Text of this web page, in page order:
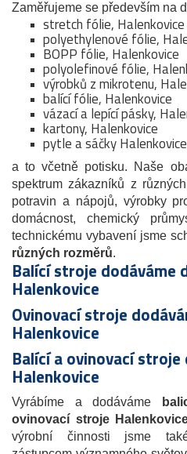
Zaměřujeme se především na
stretch fólie, Halenkovice
polyethylenové fólie,
BOPP fólie, Halenkovice
polyolefinové fólie,
výrobků z mikrotenu,
balící fólie, Halenkovice
vázací a lepící pásky,
kartony, Halenkovice
pytle a sáčky Halenkovice
a to včetně potisku. Naše
spektrum zákazníků z
potravin a nápojů, výrobky
domácnost, chemický
technickému vybavení jsme
různých rozměrů.
Balící stroje dodáváme
Halenkovice
Ovinovací stroje
Halenkovice
Balící a ovinovací
Halenkovice
Vyrábíme a dodáváme
ovinovací stroje
výrobní činnosti jsme